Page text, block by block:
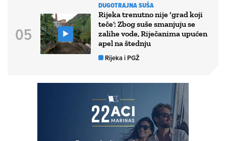
DUGOTRAJNA SUŠA
Rijeka trenutno nije ‘grad koji
teče’: Zbog suše smanjuju se
zalihe vode, Riječanima upućen
apel na štednju
Rijeka i PGŽ